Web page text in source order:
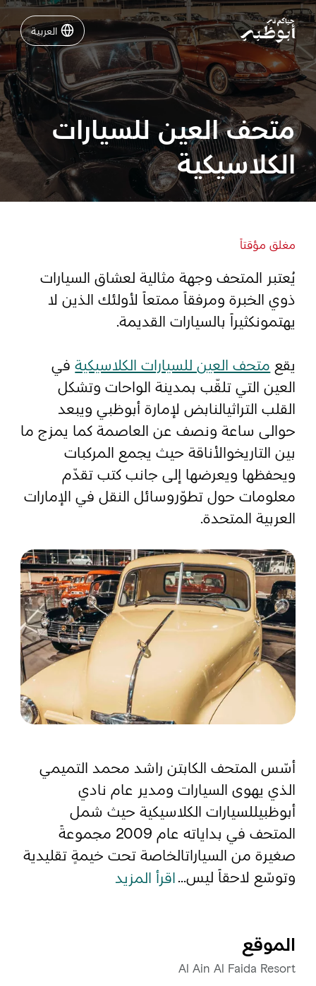
العربية
العربية
نشاطات لا تفوّتها في أبوظبي
دليلك لأبوظبي
فعاليات
تسجيل الدخول مسارات
المفضلة رسم خريطة
أبو ظبي
منطقة العين
منطقة الظفرة
دائرة الثقافة والسياحة - أبوظبي
متحف العين للسيارات
الكلاسيكية
مغلق مؤقتاً
يُعتبر المتحف وجهة مثالية لعشاق السيارات
ذوي الخبرة ومرفقاً ممتعاً لأولئك الذين لا
يهتمونكثيراً بالسيارات القديمة.
يقع متحف العين للسيارات الكلاسيكيةفي
العين التي تلقّب بمدينة الواحات وتشكل
القلب التراثيالنابض لإمارة أبوظبي ويبعد
حوالى ساعة ونصف عن العاصمة كما يمزج ما
بين التاريخوالأناقة حيث يجمع المركبات
ويحفظها ويعرضها إلى جانب كتب تقدّم
معلومات حول تطوّروسائل النقل في الإمارات
العربية المتحدة.
أسّس المتحف الكابتن راشد محمد التميمي
الذي يهوى السيارات ومدير عام نادي
أبوظبيللسيارات الكلاسيكية حيث شمل
المتحف في بداياته عام 2009 مجموعةً
صغيرة من السياراتالخاصة تحت خيمةٍ تقليدية
وتوسّع لاحقاً ليس...اقرأ المزيد
الموقع
Al Ain Al Faida Resort